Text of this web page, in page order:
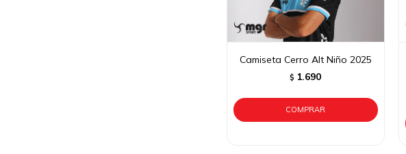
Camiseta Cerro Alt Niño 2025
$ 1.690